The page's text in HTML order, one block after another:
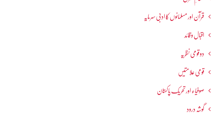
قرآن اور مسلمانوں کا ادبی سرمایہ
اقبال و قائد
دو قومی نظریہ
قومی علامتیں
صوفیاء اور تحریک ِپاکستان
گوشہ درود